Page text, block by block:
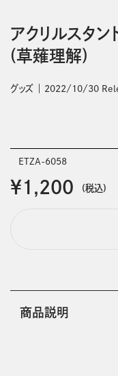
アクリルスタ
(草薙理解)
グッズ 2022/10/30
ETZA-6058
￥1,200 (税込)
商品説明